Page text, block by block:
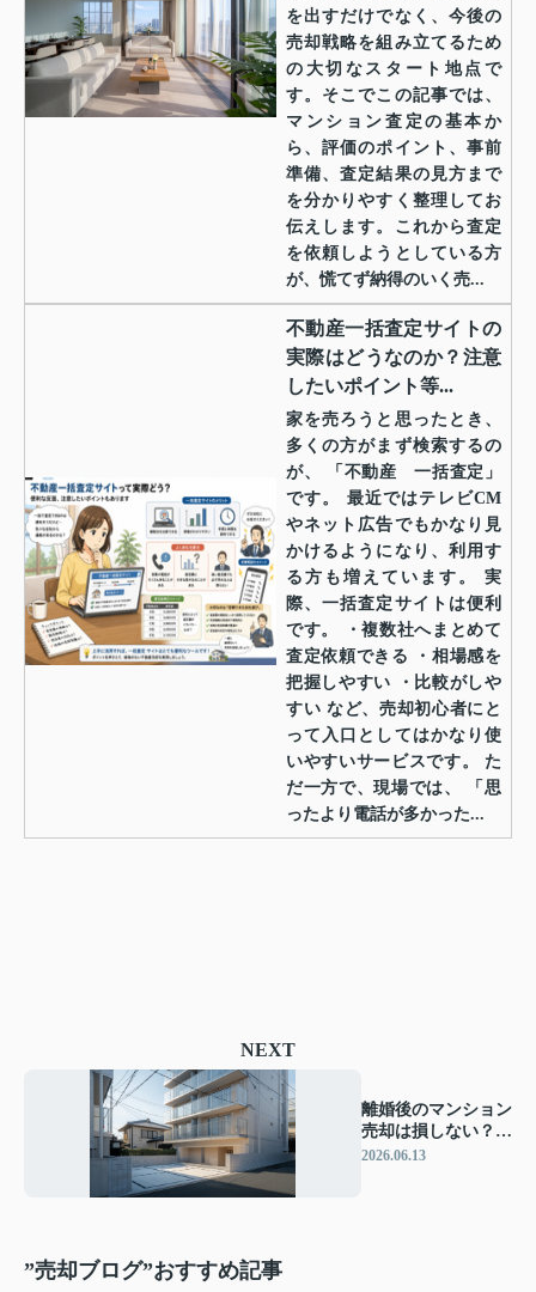
を出すだけでなく、今後の
売却戦略を組み立てるため
の大切なスタート地点で
す。そこでこの記事では、
マンション査定の基本か
ら、評価のポイント、事前
準備、査定結果の見方まで
を分かりやすく整理してお
伝えします。これから査定
を依頼しようとしている方
が、慌てず納得のいく売...
不動産一括査定サイトの
実際はどうなのか？注意
したいポイント等...
家を売ろうと思ったとき、
多くの方がまず検索するの
が、 「不動産 一括査定」
です。 最近ではテレビCM
やネット広告でもかなり見
かけるようになり、利用す
る方も増えています。 実
際、一括査定サイトは便利
です。 ・複数社へまとめて
査定依頼できる ・相場感を
把握しやすい ・比較がしや
すい など、売却初心者にと
って入口としてはかなり使
いやすいサービスです。 た
だ一方で、現場では、 「思
ったより電話が多かった...
NEXT
離婚後のマンション
売却は損しない？戸
建てとの違いと適切
2026.06.13
”売却ブログ”おすすめ記事